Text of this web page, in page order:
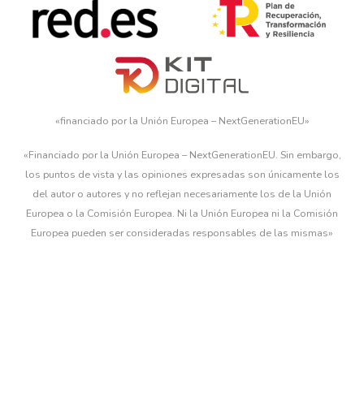
«financiado por la Unión Europea – NextGenerationEU»
«Financiado por la Unión Europea – NextGenerationEU. Sin embargo,
los puntos de vista y las opiniones expresadas son únicamente los
del autor o autores y no reflejan necesariamente los de la Unión
Europea o la Comisión Europea. Ni la Unión Europea ni la Comisión
Europea pueden ser consideradas responsables de las mismas»